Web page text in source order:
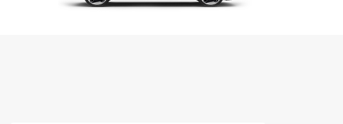
Ne perdez pas de temps et réservez dès maintenant